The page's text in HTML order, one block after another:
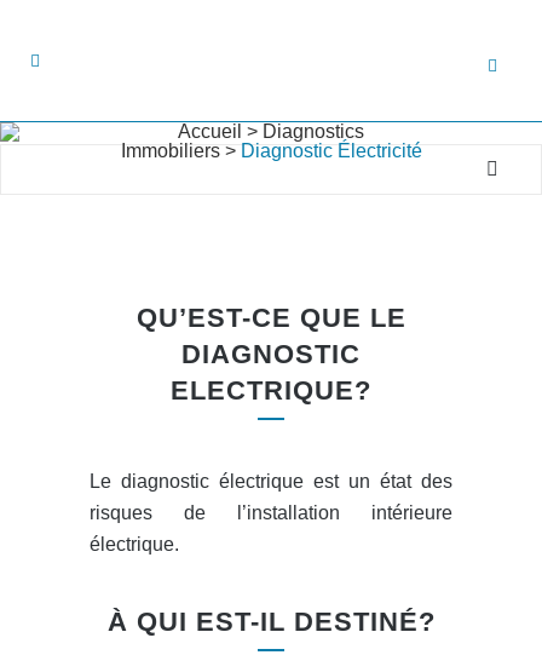
Accueil > Diagnostics
Immobiliers> Diagnostic Électricité
QU’EST-CE QUE LE
DIAGNOSTIC
ELECTRIQUE?
Le diagnostic électrique est un état des
risques de l’installation intérieure
électrique.
À QUI EST-IL DESTINÉ?